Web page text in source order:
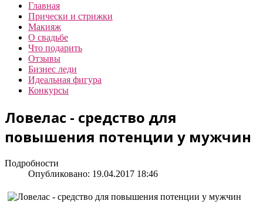
Главная
Прически и стрижки
Макияж
О свадьбе
Что подарить
Отзывы
Бизнес леди
Идеальная фигура
Конкурсы
Ловелас - средство для
повышения потенции у мужчин
Подробности
Опубликовано: 19.04.2017 18:46